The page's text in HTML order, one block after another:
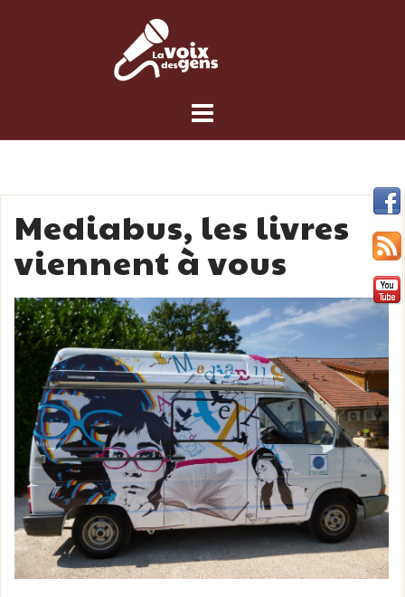
Mediabus, les livres
viennent à vous